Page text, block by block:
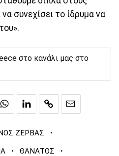
να συνεχίσει το ίδρυμα να
στο κανάλι μας στο
ΖΕΡΒΑΣ ·
· ΘΑΝΑΤΟΣ ·